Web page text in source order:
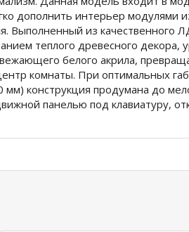
дополнить интерьер модулями
Выполненный из качественного
теплого древесного декора,
белого акрила,
комнаты. При оптимальных
мм) конструкция продумана до
панелью под клавиатуру,